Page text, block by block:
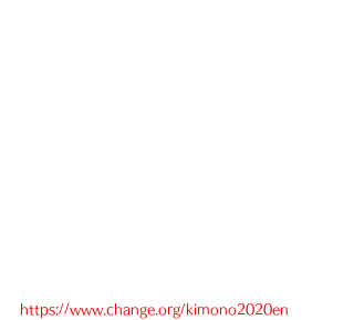
https://www.change.org/kimono2020en